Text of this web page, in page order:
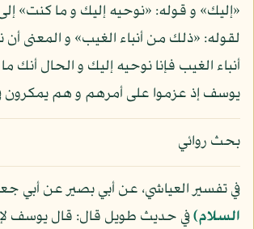
«إليك» و قوله: «نوحيه إليك و ما كنت» إلى
لقوله: «ذلك من أنباء الغيب» و المعنى
أنباء الغيب فإنا نوحيه إليك و الحال أنك
يوسف إذ عزموا على أمرهم و هم يمكرون
بحث روائي
في تفسير العياشي، عن أبي بصير عن أبي
السلام)في حديث طويل قال: قال يوسف